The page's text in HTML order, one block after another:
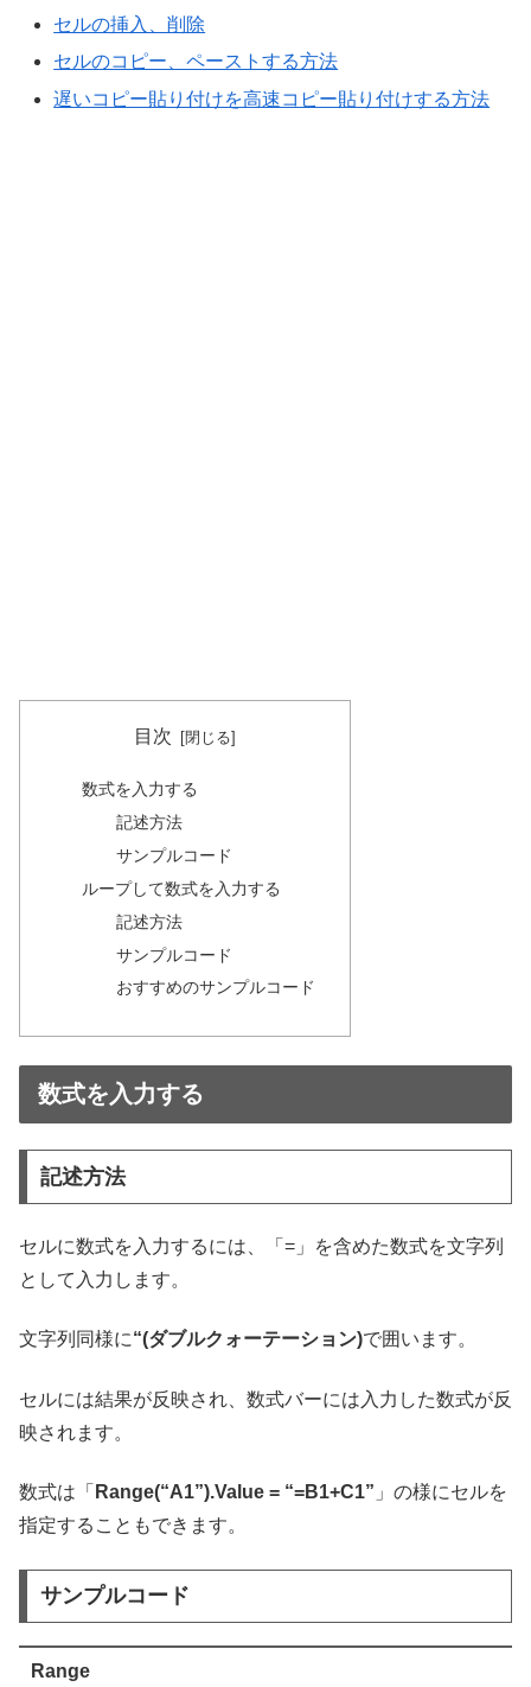
セルの挿入、削除
セルのコピー、ペーストする方法
遅いコピー貼り付けを高速コピー貼り付けする方法
目次
数式を入力する
記述方法
サンプルコード
ループして数式を入力する
記述方法
サンプルコード
おすすめのサンプルコード
数式を入力する
記述方法
セルに数式を入力するには、「=」を含めた数式を文字列
として入力します。
文字列同様に“(ダブルクォーテーション)で囲います。
セルには結果が反映され、数式バーには入力した数式が反
映されます。
数式は「 Range(“A1”).Value = “=B1+C1” 」の様にセルを
指定することもできます。
サンプルコード
Range